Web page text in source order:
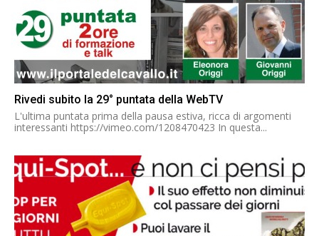
Rivedi subito la 29° puntata della WebTV
L'ultima puntata prima della pausa estiva, ricca di argomenti
interessanti https://vimeo.com/1208470423 In questa...